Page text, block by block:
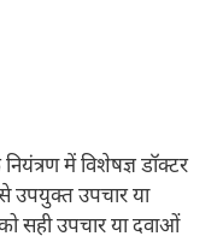
में विशेषज्ञ डॉक्टर
उपचार या
सही उपचार या दवाओं